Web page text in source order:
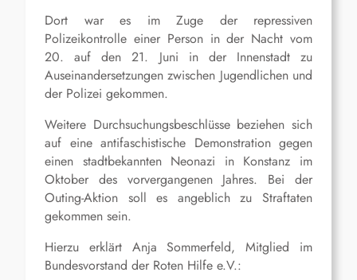
Dort war es im Zuge der repressiven
Polizeikontrolle einer Person in der Nacht vom
20. auf den 21. Juni in der Innenstadt zu
Auseinandersetzungen zwischen Jugendlichen und
der Polizei gekommen.
Weitere Durchsuchungsbeschlüsse beziehen sich
auf eine antifaschistische Demonstration gegen
einen stadtbekannten Neonazi in Konstanz im
Oktober des vorvergangenen Jahres. Bei der
Outing-Aktion soll es angeblich zu Straftaten
gekommen sein.
Hierzu erklärt Anja Sommerfeld, Mitglied im
Bundesvorstand der Roten Hilfe e.V.: